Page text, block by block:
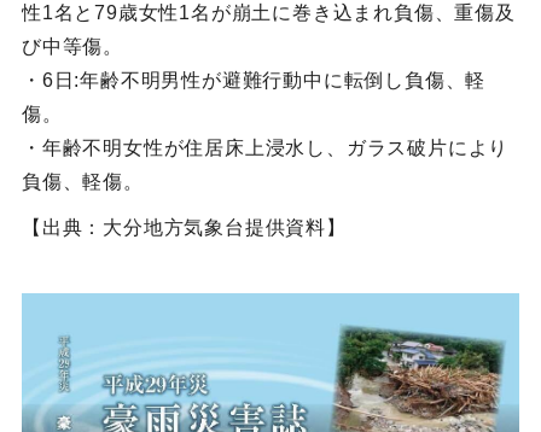
性1名と79歳女性1名が崩土に巻き込まれ負傷、重傷及
び中等傷。
・6日:年齢不明男性が避難行動中に転倒し負傷、軽
傷。
・年齢不明女性が住居床上浸水し、ガラス破片により
負傷、軽傷。
【出典：大分地方気象台提供資料】